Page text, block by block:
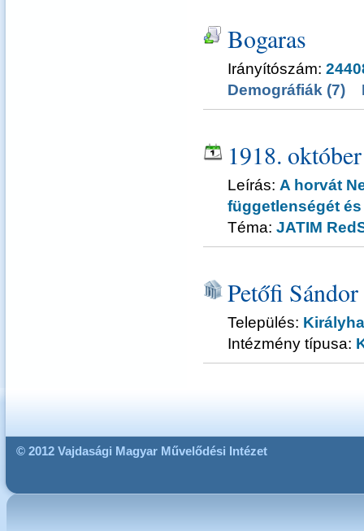
Bogaras
Irányítószám:
Demográfiák (7)
1918.
Leírás: A horvát
függetlenségét és
Téma: JATIM
Petőfi
Település:
Intézmény típusa:
© 2012 Vajdasági Magyar Művelődési Intézet